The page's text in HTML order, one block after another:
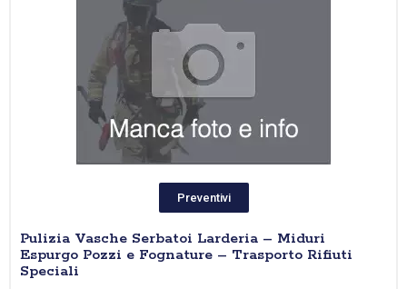
Preventivi
Pulizia Vasche Serbatoi Larderia – Miduri
Espurgo Pozzi e Fognature – Trasporto Rifiuti
Speciali